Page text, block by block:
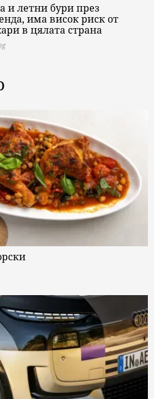
и летни бури през
има висок риск от
в цялата страна